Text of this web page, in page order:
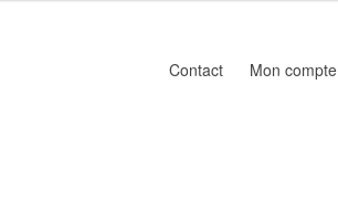
Contact Mon compte